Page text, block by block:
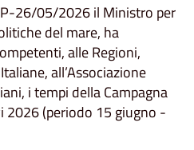
26/05/2026 il Ministro per
del mare, ha
alle Regioni,
all’Associazione
i tempi della Campagna
2026 (periodo 15 giugno -